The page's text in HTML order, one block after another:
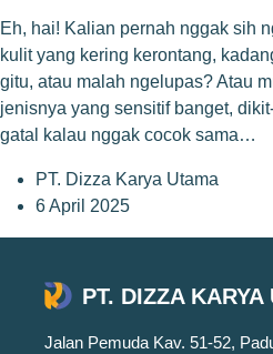
Eh, hai! Kalian pernah nggak sih
kulit yang kering kerontang,
gitu, atau malah ngelupas? Atau
jenisnya yang sensitif banget,
gatal kalau nggak cocok sama…
PT. Dizza Karya Utama
6 April 2025
PT. DIZZA KARYA
Jalan Pemuda Kav. 51-52,